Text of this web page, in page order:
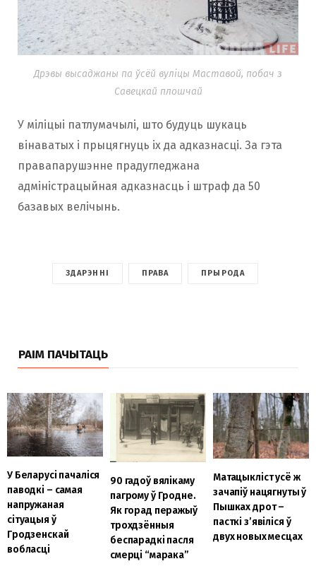
Дрэвы высаджаны па ўсёй вуліцы Маставой, побач з
Савецкай плошчай
У міліцыі патлумачылі, што будуць шукаць
вінаватых і прыцягнуць іх да адказнасці. За гэта
правапарушэнне прадугледжана
адміністрацыйная адказнасць і штраф да 50
базавых велічынь.
ЗДАРЭННІ ПРАВА ПРЫРОДА
РАІМ ПАЧЫТАЦЬ
У Беларусі пачаліся
паводкі – самая
напружаная
сітуацыя ў
Гродзенскай
вобласці
90 гадоў вялікаму
пагрому ў Гродне.
Як горад перажыў
трохдзённыя
беспарадкі пасля
смерці “марака”
Матацыкліст усё ж
зачапіў нацягнуты ў
Пышках дрот –
пасткі з’явіліся ў
двух новых месцах